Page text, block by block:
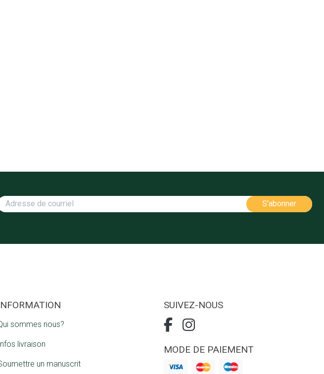
sommes nous?
Infos livraison
un manuscrit
SUIVEZ-NOUS
MODE DE PAIEMENT